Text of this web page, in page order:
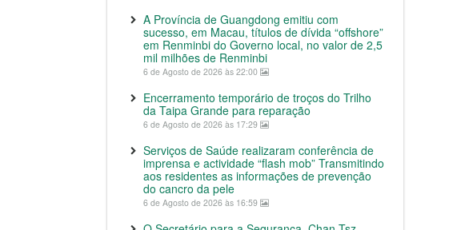
A Província de Guangdong emitiu com
sucesso, em Macau, títulos de dívida “offshore”
em Renminbi do Governo local, no valor de 2,5
mil milhões de Renminbi
6 de Agosto de 2026 às 22:00
Encerramento temporário de troços do Trilho
da Taipa Grande para reparação
6 de Agosto de 2026 às 17:29
Serviços de Saúde realizaram conferência de
imprensa e actividade “flash mob” Transmitindo
aos residentes as informações de prevenção
do cancro da pele
6 de Agosto de 2026 às 16:59